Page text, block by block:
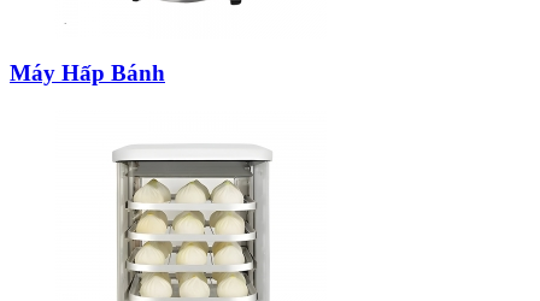
Máy Hấp Bánh